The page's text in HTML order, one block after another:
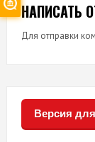
НАПИСАТЬ
Для отправки
Версия